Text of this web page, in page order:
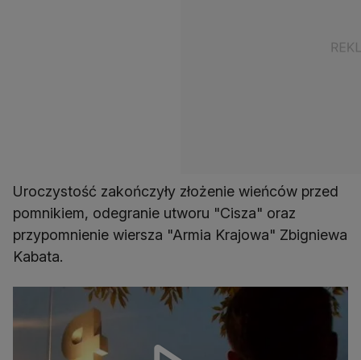
Uroczystość zakończyły złożenie wieńców przed
pomnikiem, odegranie utworu "Cisza" oraz
przypomnienie wiersza "Armia Krajowa" Zbigniewa
Kabata.